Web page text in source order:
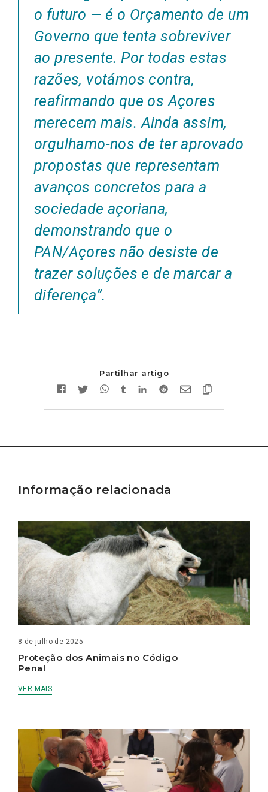
o futuro — é o Orçamento de um
Governo que tenta sobreviver
ao presente. Por todas estas
razões, votámos contra,
reafirmando que os Açores
merecem mais. Ainda assim,
orgulhamo-nos de ter aprovado
propostas que representam
avanços concretos para a
sociedade açoriana,
demonstrando que o
PAN/Açores não desiste de
trazer soluções e de marcar a
diferença”.
Partilhar artigo
Informação relacionada
8 de julho de 2025
Proteção dos Animais no Código
Penal
VER MAIS